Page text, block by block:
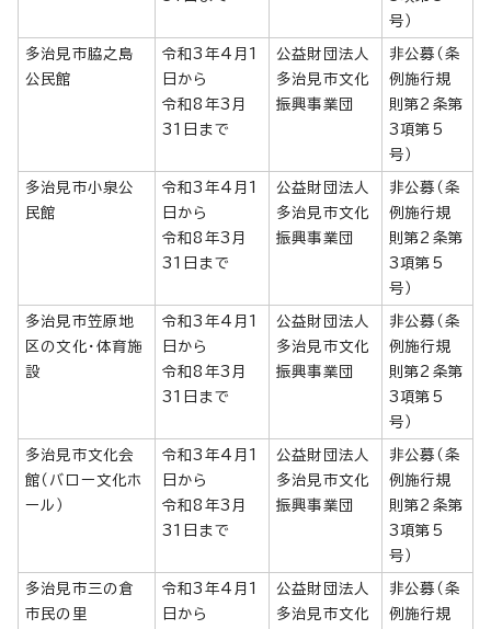
号）
多治見市脇之島
公民館
令和3年4月1
日から
令和8年3月
31日まで
公益財団法人
多治見市文化
振興事業団
非公募（条
例施行規
則第2条第
3項第5
号）
多治見市小泉公
民館
令和3年4月1
日から
令和8年3月
31日まで
公益財団法人
多治見市文化
振興事業団
非公募（条
例施行規
則第2条第
3項第5
号）
多治見市笠原地
区の文化・体育施
設
令和3年4月1
日から
令和8年3月
31日まで
公益財団法人
多治見市文化
振興事業団
非公募（条
例施行規
則第2条第
3項第5
号）
多治見市文化会
館（バロー文化ホ
ール）
令和3年4月1
日から
令和8年3月
31日まで
公益財団法人
多治見市文化
振興事業団
非公募（条
例施行規
則第2条第
3項第5
号）
多治見市三の倉
市民の里
令和3年4月1
日から
公益財団法人
多治見市文化
非公募（条
例施行規